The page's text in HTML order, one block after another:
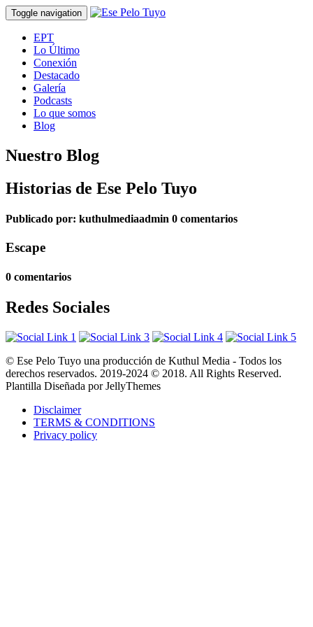
Toggle navigation
EPT
Lo Último
Conexión
Destacado
Galería
Podcasts
Lo que somos
Blog
Nuestro Blog
Historias de Ese Pelo Tuyo
Publicado por: kuthulmediaadmin 0 comentarios
Escape
0 comentarios
Redes Sociales
© Ese Pelo Tuyo una producción de Kuthul Media - Todos los
derechos reservados. 2019-2024 © 2018. All Rights Reserved.
Plantilla Diseñada por JellyThemes
Disclaimer
TERMS & CONDITIONS
Privacy policy